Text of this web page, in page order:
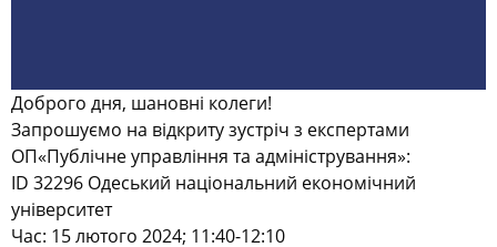
Доброго дня, шановні колеги!
Запрошуємо на відкриту зустріч з експертами
ОП«Публічне управління та адміністрування»:
ID 32296 Одеський національний економічний
університет
Час: 15 лютого 2024; 11:40-12:10